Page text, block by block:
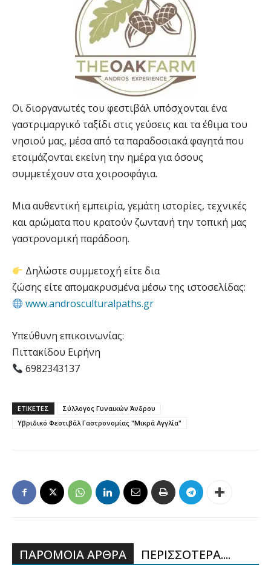
Οι διοργανωτές του φεστιβάλ υπόσχονται ένα
γαστριμαργικό ταξίδι στις γεύσεις και τα έθιμα του
νησιού μας, μέσα από τα παραδοσιακά φαγητά που
ετοιμάζονται εκείνη την ημέρα για όσους
συμμετέχουν στα χοιροσφάγια.
Μια αυθεντική εμπειρία, γεμάτη ιστορίες, τεχνικές
και αρώματα που κρατούν ζωντανή την τοπική μας
γαστρονομική παράδοση.
Δηλώστε συμμετοχή είτε δια
ζώσης είτε απομακρυσμένα μέσω της ιστοσελίδας:
www.androsculturalpaths.gr
Υπεύθυνη επικοινωνίας:
Πιττακίδου Ειρήνη
6982343137
ΕΤΙΚΕΤΕΣ
Σύλλογος Γυναικών Άνδρου
Υβριδικό Φεστιβάλ Γαστρονομίας "Μικρά Αγγλία"
ΠΑΡΟΜΟΙΑ ΑΡΘΡΑ ΠΕΡΙΣΣΟΤΕΡΑ....